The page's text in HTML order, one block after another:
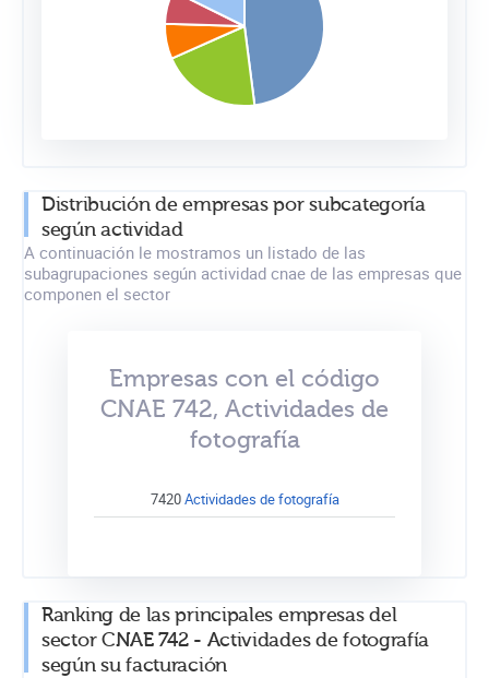
Distribución de empresas por subcategoría
según actividad
A continuación le mostramos un listado de las
subagrupaciones según actividad cnae de las empresas que
componen el sector
Empresas con el código
CNAE 742, Actividades de
fotografía
7420Actividades de fotografía
Ranking de las principales empresas del
sector CNAE 742 - Actividades de fotografía
según su facturación